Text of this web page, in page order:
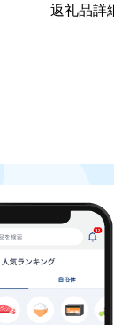
返礼品詳